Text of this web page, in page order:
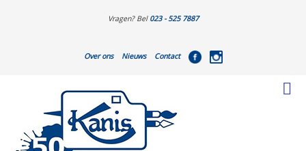
Vragen? Bel 023 - 525 7887
Over ons Nieuws Contact